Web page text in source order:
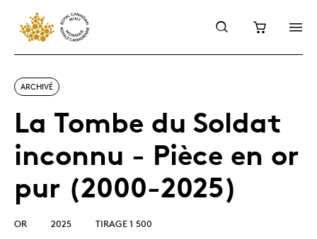
ARCHIVÉ
La Tombe du Soldat
inconnu - Pièce en or
pur (2000-2025)
OR 2025 TIRAGE 1 500